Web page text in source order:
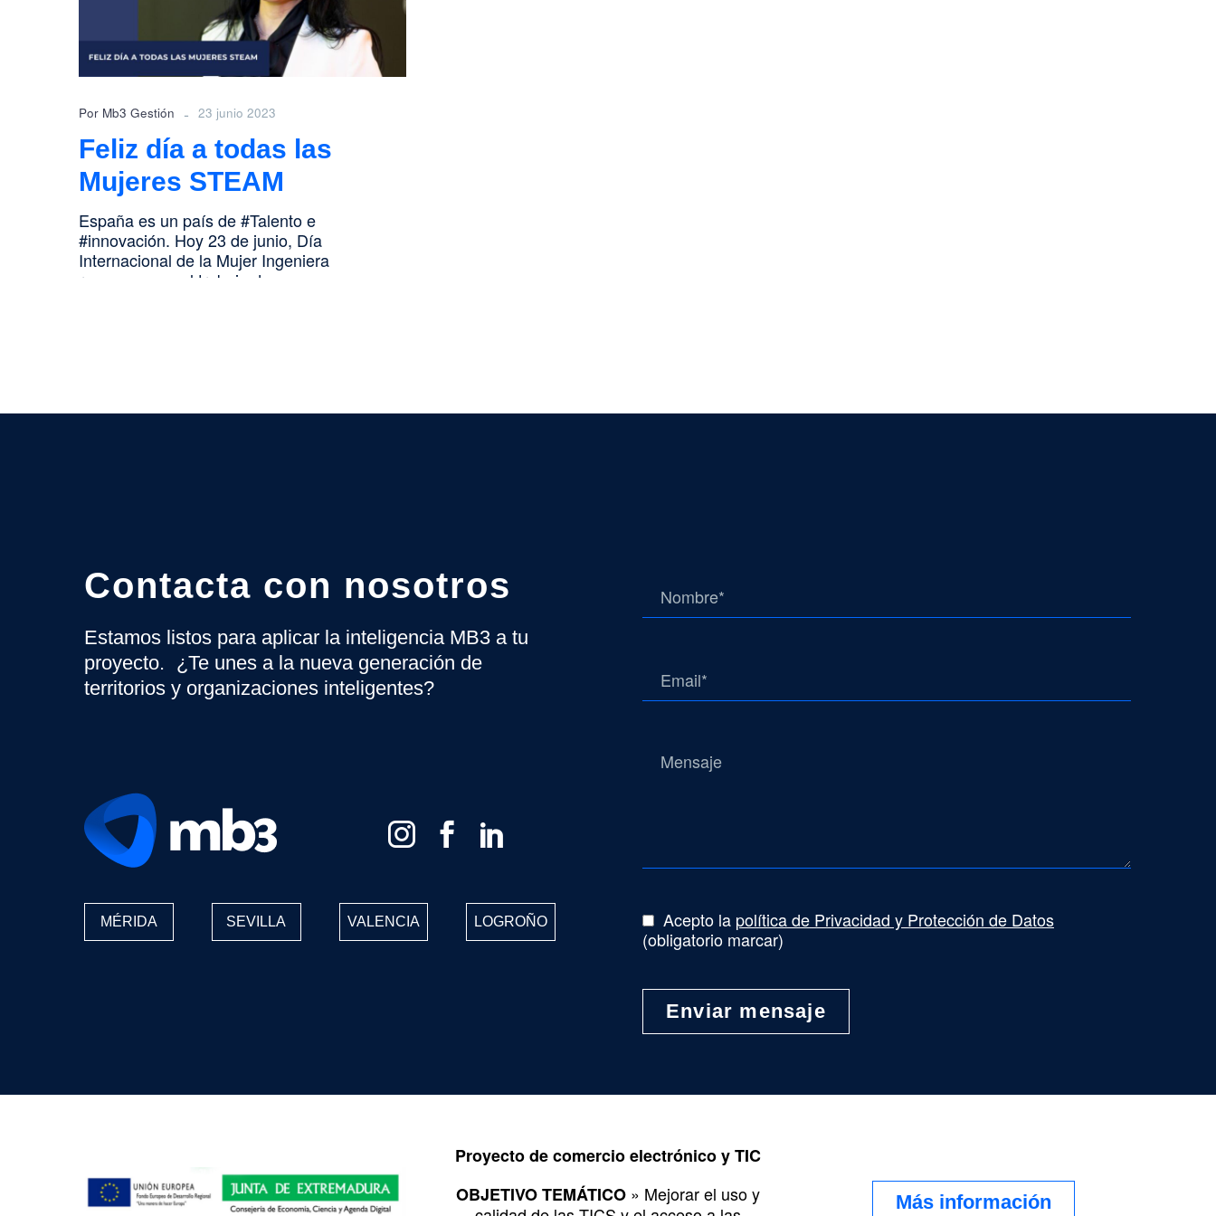
STEAM
Por Mb3 Gestión - 23 junio 2023
Feliz día a todas las
Mujeres STEAM
España es un país de #Talento e
#innovación. Hoy 23 de junio, Día
Internacional de la Mujer Ingeniera
reconocemos el trabajo de…
Contacta con nosotros
Estamos listos para aplicar la inteligencia MB3 a tu
proyecto. ¿Te unes a la nueva generación de
territorios y organizaciones inteligentes?
MÉRIDA SEVILLA VALENCIA LOGROÑO Acepto la política de Privacidad y Protección de Datos
(obligatorio marcar)
Proyecto de comercio electrónico y TIC
OBJETIVO TEMÁTICO » Mejorar el uso y
Más información